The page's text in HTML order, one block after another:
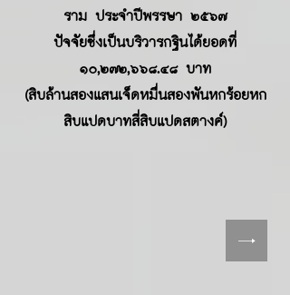
ราม ประจำปีพรรษา ๒๕๖๗
ปัจจัยซึ่งเป็นบริวารกฐินได้ยอดที่
๑๐,๒๗๒,๖๖๘.๔๘ บาท
(สิบล้านสองแสนเจ็ดหมื่นสองพันหกร้อยหก
สิบแปดบาทสี่สิบแปดสตางค์)